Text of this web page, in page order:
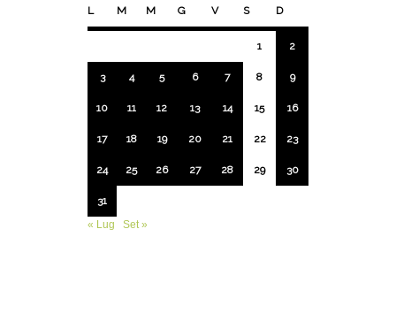
L M M G V S D
1 2
3 4 5 6 7 8 9
10 11 12 13 14 15 16
17 18 19 20 21 22 23
24 25 26 27 28 29 30
31
« Lug
Set »